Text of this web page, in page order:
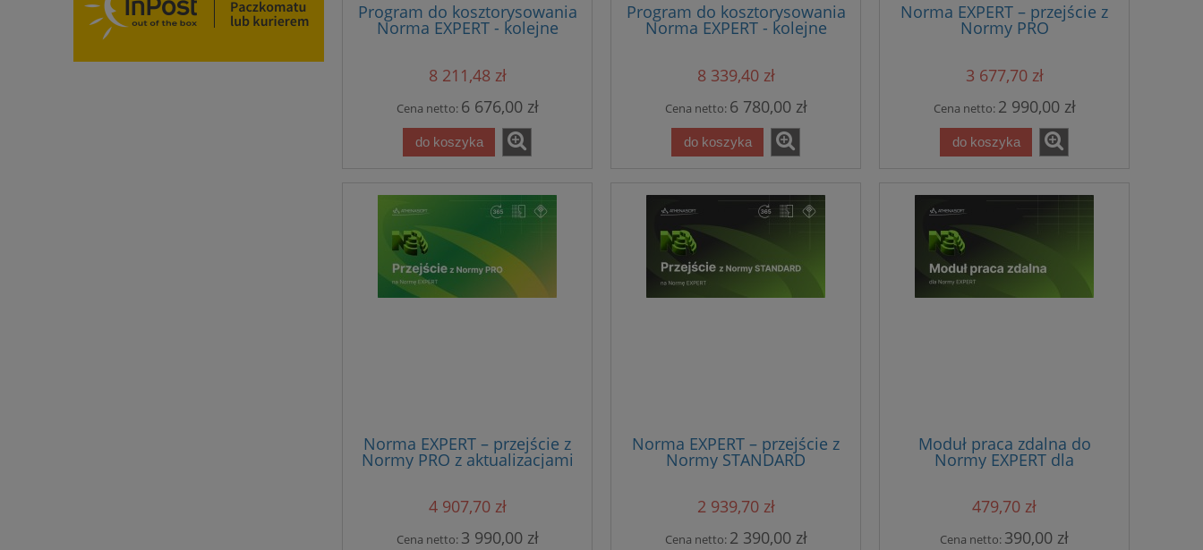
Program do kosztorysowania
Norma EXPERT - kolejne
stanowisko z roczną
8 211,48 zł
Cena netto: 6 676,00 zł
do koszyka
Program do kosztorysowania
Norma EXPERT - kolejne
stanowisko z bazą cenową
8 339,40 zł
Cena netto: 6 780,00 zł
do koszyka
Norma EXPERT – przejście z
Normy PRO
3 677,70 zł
Cena netto: 2 990,00 zł
do koszyka
Norma EXPERT – przejście z
Normy PRO z aktualizacjami
4 907,70 zł
Cena netto: 3 990,00 zł
Norma EXPERT – przejście z
Normy STANDARD
2 939,70 zł
Cena netto: 2 390,00 zł
Moduł praca zdalna do
Normy EXPERT dla
abonentów BzG
479,70 zł
Cena netto: 390,00 zł